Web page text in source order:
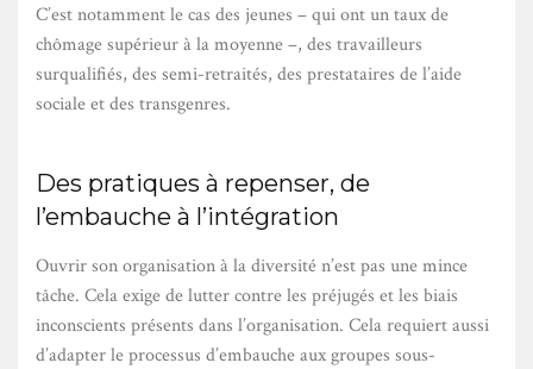
C’est notamment le cas des jeunes – qui ont un taux de
chômage supérieur à la moyenne –, des travailleurs
surqualifiés, des semi-retraités, des prestataires de l’aide
sociale et des transgenres.
Des pratiques à repenser, de
l’embauche à l’intégration
Ouvrir son organisation à la diversité n’est pas une mince
tâche. Cela exige de lutter contre les préjugés et les biais
inconscients présents dans l’organisation. Cela requiert aussi
d’adapter le processus d’embauche aux groupes sous-